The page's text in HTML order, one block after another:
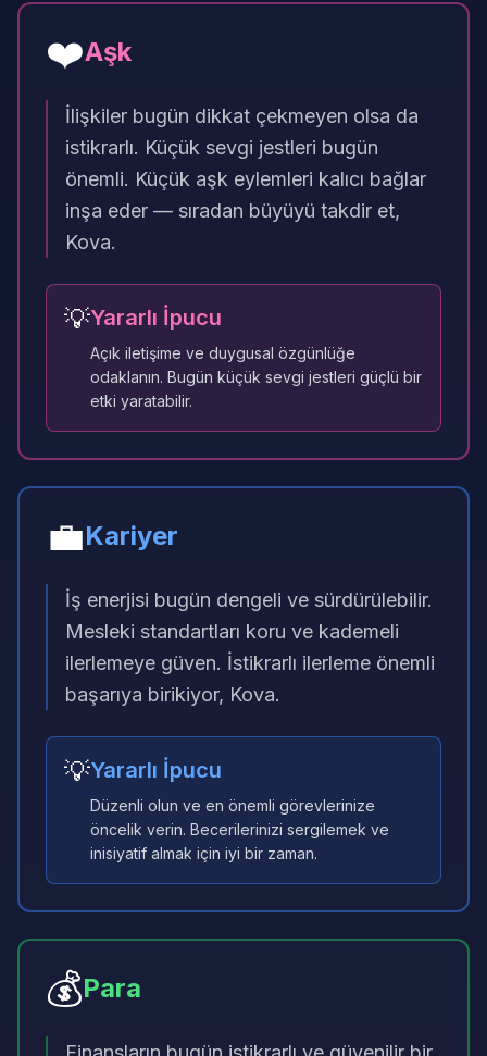
❤️Aşk
İlişkiler bugün dikkat çekmeyen olsa da
istikrarlı. Küçük sevgi jestleri bugün
önemli. Küçük aşk eylemleri kalıcı bağlar
inşa eder — sıradan büyüyü takdir et,
Kova.
💡Yararlı İpucu
Açık iletişime ve duygusal özgünlüğe
odaklanın. Bugün küçük sevgi jestleri güçlü bir
etki yaratabilir.
💼Kariyer
İş enerjisi bugün dengeli ve sürdürülebilir.
Mesleki standartları koru ve kademeli
ilerlemeye güven. İstikrarlı ilerleme önemli
başarıya birikiyor, Kova.
💡Yararlı İpucu
Düzenli olun ve en önemli görevlerinize
öncelik verin. Becerilerinizi sergilemek ve
inisiyatif almak için iyi bir zaman.
💰Para